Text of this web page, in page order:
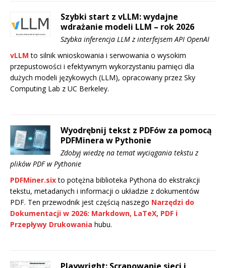
Szybki start z vLLM: wydajne
wdrażanie modeli LLM – rok 2026
Szybka inferencja LLM z interfejsem API OpenAI
vLLM to silnik wnioskowania i serwowania o wysokim
przepustowości i efektywnym wykorzystaniu pamięci dla
dużych modeli językowych (LLM), opracowany przez Sky
Computing Lab z UC Berkeley.
Wyodrębnij tekst z PDFów za pomocą
PDFMinera w Pythonie
Zdobyj wiedzę na temat wyciągania tekstu z
plików PDF w Pythonie
PDFMiner.sixto potężna biblioteka Pythona do ekstrakcji
tekstu, metadanych i informacji o układzie z dokumentów
PDF. Ten przewodnik jest częścią naszego Narzędzi do
Dokumentacji w 2026: Markdown, LaTeX, PDF i
Przepływy Drukowania hubu.